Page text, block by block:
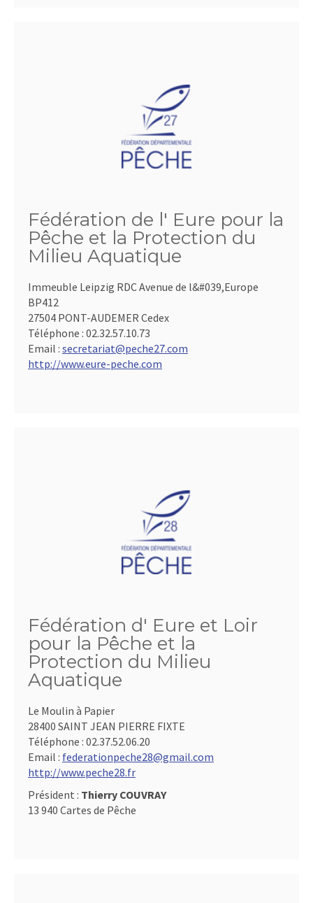
Fédération de l' Eure pour la
Pêche et la Protection du
Milieu Aquatique
Immeuble Leipzig RDC Avenue de l&#039,Europe
BP412
27504 PONT-AUDEMER Cedex
Téléphone : 02.32.57.10.73
Email : secretariat@peche27.com
http://www.eure-peche.com
Fédération d' Eure et Loir
pour la Pêche et la
Protection du Milieu
Aquatique
Le Moulin à Papier
28400 SAINT JEAN PIERRE FIXTE
Téléphone : 02.37.52.06.20
Email : federationpeche28@gmail.com
http://www.peche28.fr
Président : Thierry COUVRAY
13 940 Cartes de Pêche